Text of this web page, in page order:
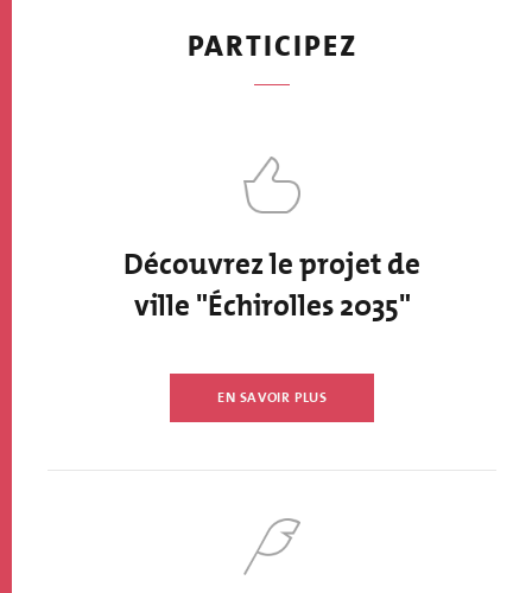
PARTICIPEZ
Découvrez le projet de
ville "Échirolles 2035"
EN SAVOIR PLUS